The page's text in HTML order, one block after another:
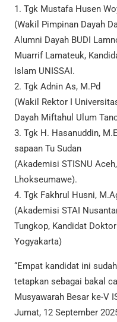
1. Tgk Mustafa Husen
(Wakil Pimpinan Dayah
Alumni Dayah BUDI
Muarrif Lamateuk,
Islam UNISSAI.
2. Tgk Adnin As, M.Pd
(Wakil Rektor I
Dayah Miftahul Ulum
3. Tgk H. Hasanuddin,
sapaan Tu Sudan
(Akademisi STISNU
Lhokseumawe).
4. Tgk Fakhrul Husni,
(Akademisi STAI
Tungkop, Kandidat
Yogyakarta)
“Empat kandidat ini
tetapkan sebagai bakal
Musyawarah Besar ke-V
Jumat, 12 September